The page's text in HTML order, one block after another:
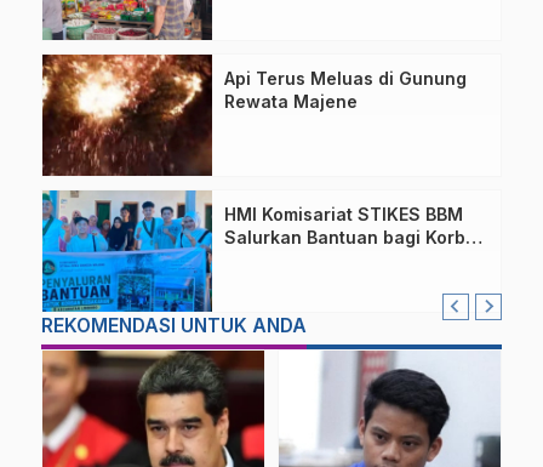
Api Terus Meluas di Gunung
Rewata Majene
HMI Komisariat STIKES BBM
Salurkan Bantuan bagi Korban
REKOMENDASI UNTUK ANDA